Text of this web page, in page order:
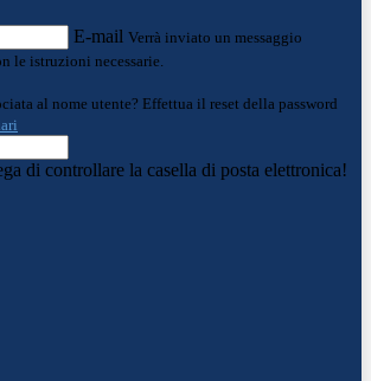
E-mail Verrà inviato un messaggio
le istruzioni necessarie.
al nome utente? Effettua il reset della password
di controllare la casella di posta elettronica!